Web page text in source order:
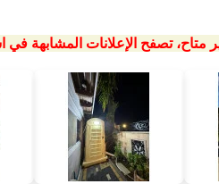
متاح، تصفح الإعلانات المشابهة